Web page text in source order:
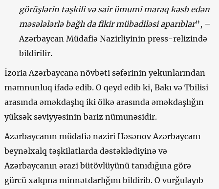
görüşlərin təşkili və sair ümumi maraq kəsb edən
məsələlərlə bağlı da fikir mübadiləsi aparıblar”, –
Azərbaycan Müdafiə Nazirliyinin press-relizində
bildirilir.
İzoria Azərbaycana növbəti səfərinin yekunlarından
məmnunluq ifadə edib. O qeyd edib ki, Bakı və Tbilisi
arasında əməkdaşlıq iki ölkə arasında əməkdaşlığın
yüksək səviyyəsinin bariz nümunəsidir.
Azərbaycanın müdafiə naziri Həsənov Azərbaycanı
beynəlxalq təşkilatlarda dəstəklədiyinə və
Azərbaycanın ərazi bütövlüyünü tanıdığına görə
gürcü xalqına minnətdarlığını bildirib. O vurğulayıb